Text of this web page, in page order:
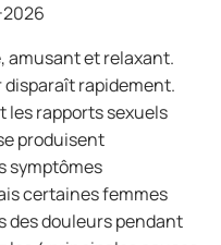
amusant et relaxant.
disparaît rapidement.
les rapports sexuels
produisent
symptômes
certaines femmes
des douleurs pendant